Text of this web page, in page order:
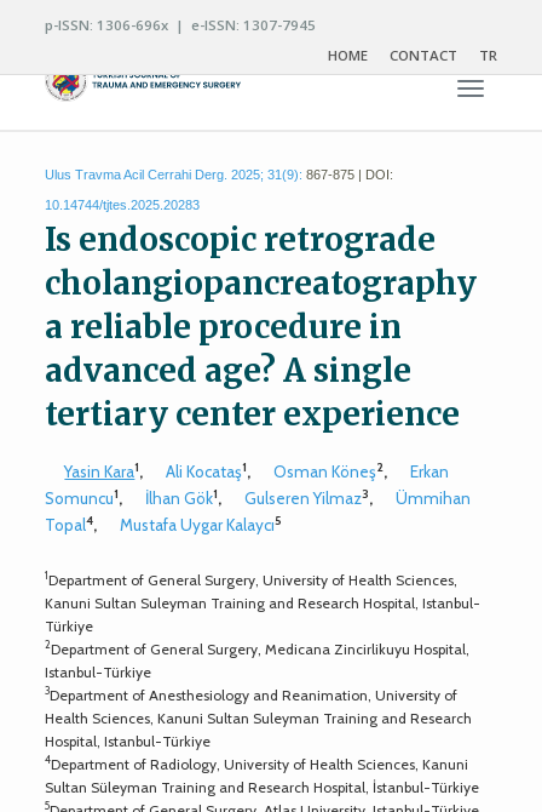
p-ISSN: 1306-696x | e-ISSN: 1307-7945
HOME
CONTACT TR
Toggle
Ulus Travma Acil Cerrahi Derg. 2025; 31(9): 867-875 | DOI:
10.14744/tjtes.2025.20283
Is endoscopic retrograde
cholangiopancreatography
a reliable procedure in
advanced age? A single
tertiary center experience
Yasin Kara1, Ali Kocataş1, Osman Köneş2,
Erkan
Somuncu1, İlhan Gök1, Gulseren Yilmaz3,
Ümmihan
Topal4, Mustafa Uygar Kalaycı5
1Department of General Surgery, University of Health Sciences,
Kanuni Sultan Suleyman Training and Research Hospital, Istanbul-
Türkiye
2Department of General Surgery, Medicana Zincirlikuyu Hospital,
Istanbul-Türkiye
3Department of Anesthesiology and Reanimation, University of
Health Sciences, Kanuni Sultan Suleyman Training and Research
Hospital, Istanbul-Türkiye
4Department of Radiology, University of Health Sciences, Kanuni
Sultan Süleyman Training and Research Hospital, İstanbul-Türkiye
5